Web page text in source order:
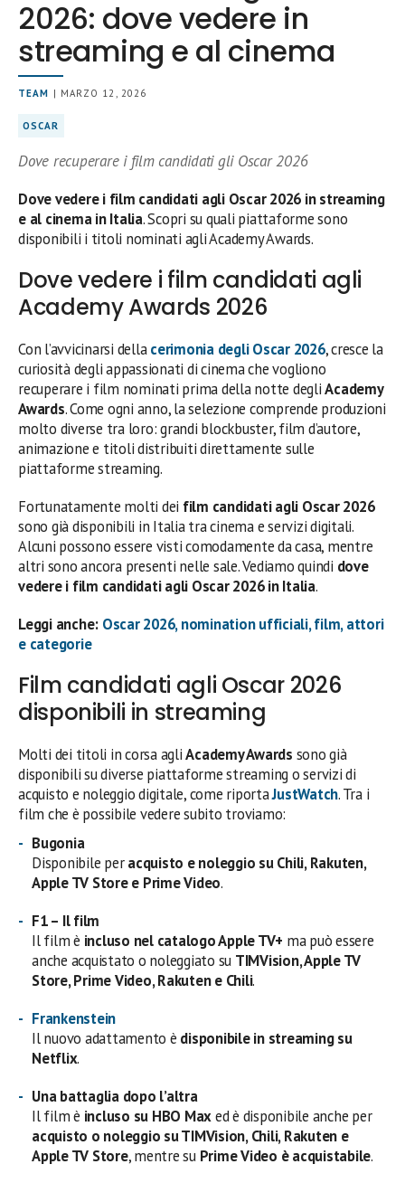
2026: dove vedere in
streaming e al cinema
TEAM | MARZO 12, 2026
OSCAR
Dove recuperare i film candidati gli Oscar 2026
Dove vedere i film candidati agli Oscar 2026 in streaming
e al cinema in Italia. Scopri su quali piattaforme sono
disponibili i titoli nominati agli Academy Awards.
Dove vedere i film candidati agli
Academy Awards 2026
Con l’avvicinarsi dellacerimonia degli Oscar 2026, cresce la
curiosità degli appassionati di cinema che vogliono
recuperare i film nominati prima della notte degliAcademy
Awards. Come ogni anno, la selezione comprende produzioni
molto diverse tra loro: grandi blockbuster, film d’autore,
animazione e titoli distribuiti direttamente sulle
piattaforme streaming.
Fortunatamente molti dei film candidati agli Oscar 2026
sono già disponibili in Italia tra cinema e servizi digitali.
Alcuni possono essere visti comodamente da casa, mentre
altri sono ancora presenti nelle sale. Vediamo quindi dove
vedere i film candidati agli Oscar 2026 in Italia.
Leggi anche: Oscar 2026, nomination ufficiali, film, attori
e categorie
Film candidati agli Oscar 2026
disponibili in streaming
Molti dei titoli in corsa agliAcademy Awards sono già
disponibili su diverse piattaforme streaming o servizi di
acquisto e noleggio digitale, come riportaJustWatch. Tra i
film che è possibile vedere subito troviamo:
Bugonia
Disponibile peracquisto e noleggio su Chili, Rakuten,
Apple TV Store e Prime Video.
F1 – Il film
Il film è incluso nel catalogo Apple TV+ ma può essere
anche acquistato o noleggiato su TIMVision, Apple TV
Store, Prime Video, Rakuten e Chili.
Frankenstein
Il nuovo adattamento è disponibile in streaming su
Netflix.
Una battaglia dopo l’altra
Il film è incluso su HBO Maxed è disponibile anche per
acquisto o noleggio su TIMVision, Chili, Rakuten e
Apple TV Store, mentre su Prime Video è acquistabile.